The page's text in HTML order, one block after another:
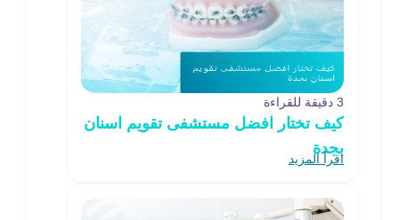
3 دقيقة للقراءة
كيف تختار افضل مستشفى تقويم اسنان
بجدة
اقرأ المزيد